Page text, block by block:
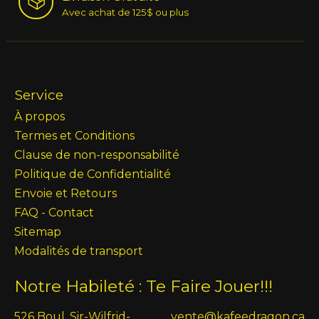
Avec achat de 125$ ou plus
Service
À propos
Termes et Conditions
Clause de non-responsabilité
Politique de Confidentialité
Envoie et Retours
FAQ - Contact
Sitemap
Modalités de transport
Notre Habileté : Te Faire Jouer!!!
526 Boul. Sir-Wilfrid- vente@kafeedragon.ca